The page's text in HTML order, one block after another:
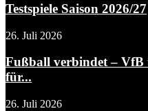
Testspiele Saison 2026/27
26. Juli 2026
Fußball verbindet – VfB
für...
26. Juli 2026